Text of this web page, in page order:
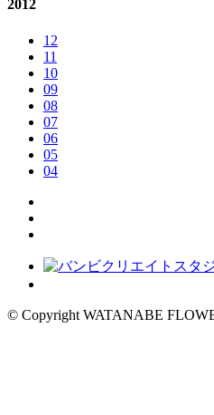
2012
12
11
10
09
08
07
06
05
04
© Copyright WATANABE